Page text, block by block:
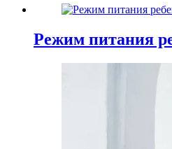
Режим питания